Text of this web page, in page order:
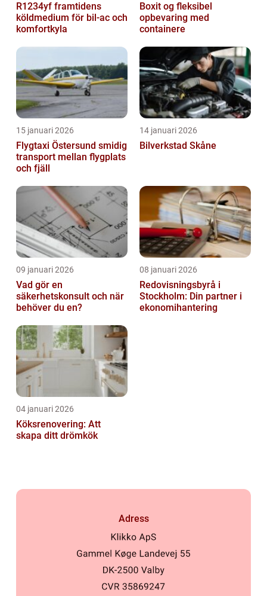
R1234yf framtidens
köldmedium för bil-ac och
komfortkyla
Boxit og fleksibel
opbevaring med
containere
15 januari 2026
Flygtaxi Östersund smidig
transport mellan flygplats
och fjäll
14 januari 2026
Bilverkstad Skåne
09 januari 2026
Vad gör en
säkerhetskonsult och när
behöver du en?
08 januari 2026
Redovisningsbyrå i
Stockholm: Din partner i
ekonomihantering
04 januari 2026
Köksrenovering: Att
skapa ditt drömkök
Adress